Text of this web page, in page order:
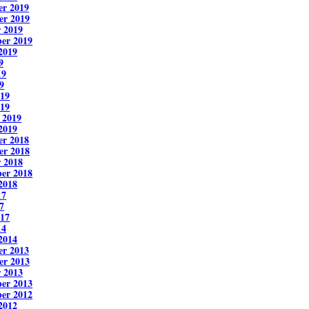
2019
2019
2019
2018
2018
2018
2013
2013
2013
2012